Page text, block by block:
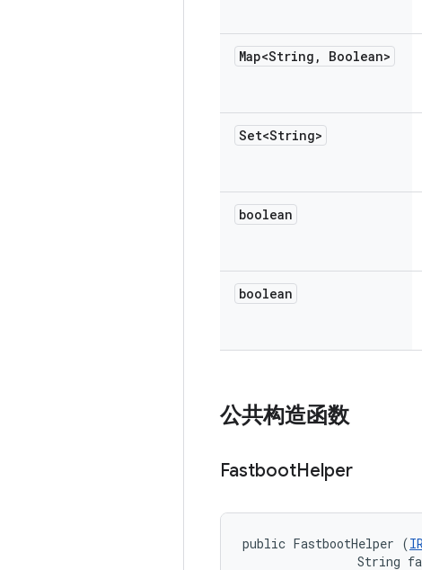
Map<String , Boolean>
Set<String>
boolean
boolean
公共构造函数
FastbootHelper
public FastbootHelper (
String